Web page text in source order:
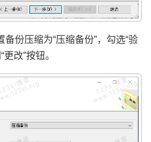
备份压缩为“压缩备份”，勾选“验
改”按钮。